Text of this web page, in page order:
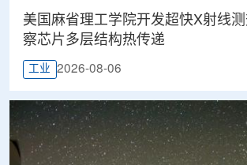
美国麻省理工学院开发超快X射线
察芯片多层结构热传递
工业 2026-08-06